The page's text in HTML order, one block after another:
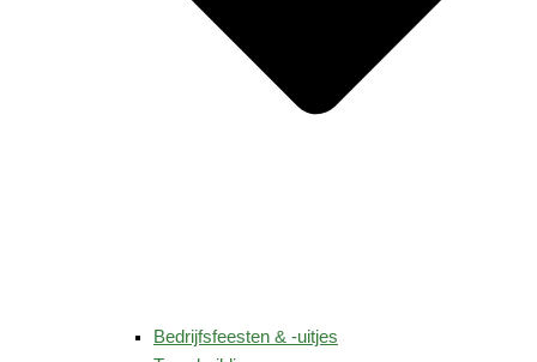
Bedrijfsfeesten & -uitjes